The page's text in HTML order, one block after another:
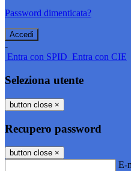
Password dimenticata?
-
Entra con SPID Entra con CIE
Seleziona utente
button close ×
Recupero password
button close ×
E-